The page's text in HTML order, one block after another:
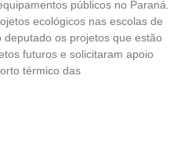
públicos no Paraná.
ecológicos nas escolas de
os projetos que estão
futuros e solicitaram apoio
térmico das